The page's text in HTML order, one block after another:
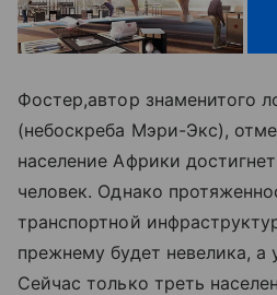
Фостер,автор знаменитого
(небоскреба Мэри-Экс),
население Африки
человек. Однако
транспортной
прежнему будет невелика, а
Сейчас только треть